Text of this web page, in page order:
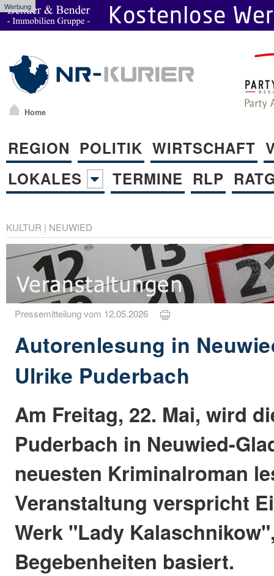
Werbung
Home
REGION POLITIK WIRTSCHAFT
LOKALES
TERMINE RLP
KULTUR | NEUWIED
Pressemitteilung vom 12.05.2026
Autorenlesung in
Ulrike Puderbach
Am Freitag, 22. Mai, wird
Puderbach in Neuwied-
neuesten Kriminalroman
Veranstaltung verspricht
Werk "Lady
Begebenheiten basiert.